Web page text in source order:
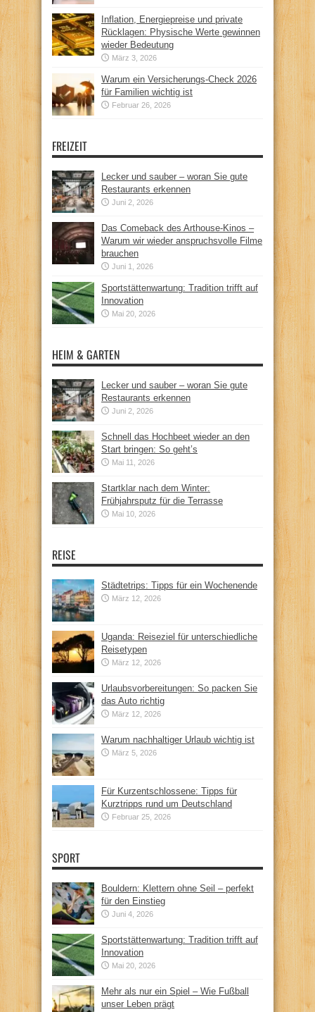
Inflation, Energiepreise und private
Rücklagen: Physische Werte gewinnen
wieder Bedeutung
März 3, 2026
Warum ein Versicherungs-Check 2026
für Familien wichtig ist
Februar 26, 2026
FREIZEIT
Lecker und sauber – woran Sie gute
Restaurants erkennen
Juni 2, 2026
Das Comeback des Arthouse-Kinos –
Warum wir wieder anspruchsvolle Filme
brauchen
Juni 1, 2026
Sportstättenwartung: Tradition trifft auf
Innovation
Mai 20, 2026
HEIM & GARTEN
Lecker und sauber – woran Sie gute
Restaurants erkennen
Juni 2, 2026
Schnell das Hochbeet wieder an den
Start bringen: So geht’s
Mai 11, 2026
Startklar nach dem Winter:
Frühjahrsputz für die Terrasse
Mai 10, 2026
REISE
Städtetrips: Tipps für ein Wochenende
März 12, 2026
Uganda: Reiseziel für unterschiedliche
Reisetypen
März 12, 2026
Urlaubsvorbereitungen: So packen Sie
das Auto richtig
März 12, 2026
Warum nachhaltiger Urlaub wichtig ist
März 5, 2026
Für Kurzentschlossene: Tipps für
Kurztripps rund um Deutschland
Februar 25, 2026
SPORT
Bouldern: Klettern ohne Seil – perfekt
für den Einstieg
Juni 4, 2026
Sportstättenwartung: Tradition trifft auf
Innovation
Mai 20, 2026
Mehr als nur ein Spiel – Wie Fußball
unser Leben prägt